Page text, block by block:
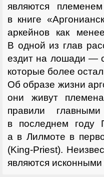
являются
в книге
аркейнов как
В одной из глав
ездит на лошади —
которые более
Об образе жизни
они живут
правили
в последнем году
а в Лилмоте в
(King-Priest).
являются